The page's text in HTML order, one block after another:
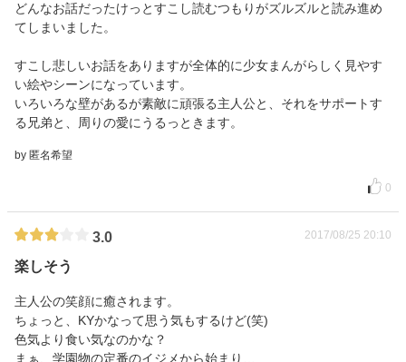
どんなお話だったけっとすこし読むつもりがズルズルと読み進め
てしまいました。
すこし悲しいお話をありますが全体的に少女まんがらしく見やす
い絵やシーンになっています。
いろいろな壁があるが素敵に頑張る主人公と、それをサポートす
る兄弟と、周りの愛にうるっときます。
by 匿名希望
0
3.0 2017/08/25 20:10
楽しそう
主人公の笑顔に癒されます。
ちょっと、KYかなって思う気もするけど(笑)
色気より食い気なのかな？
まぁ、学園物の定番のイジメから始まり…